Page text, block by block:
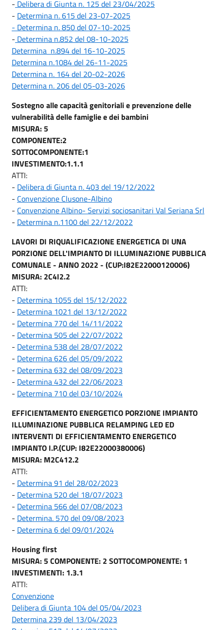
- Delibera di Giunta n. 125 del 23/04/2025
- Determina n. 615 del 23-07-2025
- Determina n. 850 del 07-10-2025
- Determina n.852 del 08-10-2025
Determina n.894 del 16-10-2025
Determina n.1084 del 26-11-2025
Determina n. 164 del 20-02-2026
Determina n. 206 del 05-03-2026
Sostegno alle capacità genitoriali e prevenzione delle
vulnerabilità delle famiglie e dei bambini
MISURA: 5
COMPONENTE:2
SOTTOCOMPONENTE:1
INVESTIMENTO:1.1.1
ATTI:
- Delibera di Giunta n. 403 del 19/12/2022
- Convenzione Clusone-Albino
- Convenzione Albino- Servizi sociosanitari Val Seriana Srl
- Determina n.1100 del 22/12/2022
LAVORI DI RIQUALIFICAZIONE ENERGETICA DI UNA
PORZIONE DELL'IMPIANTO DI ILLUMINAZIONE PUBBLICA
COMUNALE - ANNO 2022 - (CUP:I82E22000120006)
MISURA: 2C4I2.2
ATTI:
- Determina 1055 del 15/12/2022
- Determina 1021 del 13/12/2022
- Determina 770 del 14/11/2022
- Determina 505 del 22/07/2022
- Determina 538 del 28/07/2022
- Determina 626 del 05/09/2022
- Determina 632 del 08/09/2023
- Determina 432 del 22/06/2023
- Determina 710 del 03/10/2024
EFFICIENTAMENTO ENERGETICO PORZIONE IMPIANTO
ILLUMINAZIONE PUBBLICA RELAMPING LED ED
INTERVENTI DI EFFICIENTAMENTO ENERGETICO
IMPIANTO I.P.(CUP: I82E22000380006)
MISURA: M2C412.2
ATTI:
- Determina 91 del 28/02/2023
- Determina 520 del 18/07/2023
- Determina 566 del 07/08/2023
- Determina. 570 del 09/08/2023
- Determina 6 del 09/01/2024
Housing first
MISURA: 5COMPONENTE: 2 SOTTOCOMPONENTE: 1
INVESTIMENTI: 1.3.1
ATTI:
Convenzione
Delibera di Giunta 104 del 05/04/2023
Determina 239 del 13/04/2023